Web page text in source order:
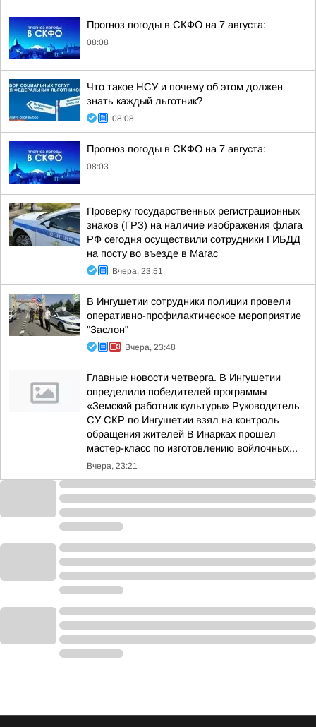
Прогноз погоды в СКФО на 7 августа:
08:08
Что такое НСУ и почему об этом должен
знать каждый льготник?
08:08
Прогноз погоды в СКФО на 7 августа:
08:03
Проверку государственных регистрационных
знаков (ГРЗ) на наличие изображения флага
РФ сегодня осуществили сотрудники ГИБДД
на посту во въезде в Магас
Вчера, 23:51
В Ингушетии сотрудники полиции провели
оперативно-профилактическое мероприятие
"Заслон"
Вчера, 23:48
Главные новости четверга. В Ингушетии
определили победителей программы
«Земский работник культуры» Руководитель
СУ СКР по Ингушетии взял на контроль
обращения жителей В Инарках прошел
мастер-класс по изготовлению войлочных...
Вчера, 23:21